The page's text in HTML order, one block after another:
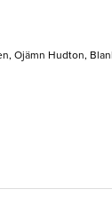
Ojämn Hudton,